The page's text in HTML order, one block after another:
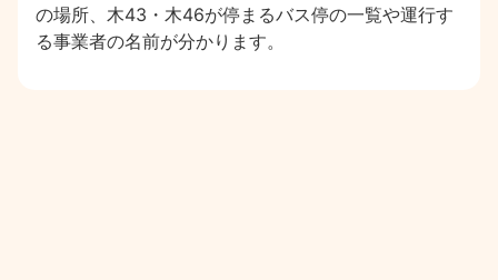
の場所、木43・木46が停まるバス停の一覧や運行す
る事業者の名前が分かります。